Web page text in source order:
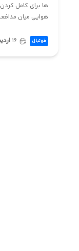
ها برای کامل
هوایی میان
فوتبال ۱۶